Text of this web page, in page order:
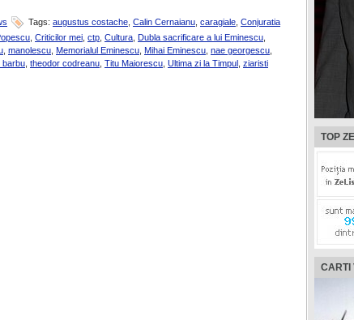
Tags: augustus costache Calin Cernaianu caragiale Conjuratia
Criticilor mei ctp Cultura Dubla sacrificare a lui Eminescu
manolescu Memorialul Eminescu Mihai Eminescu nae georgescu
barbu theodor codreanu Titu Maiorescu Ultima zi la Timpul ziaristi
TOP
CARTI